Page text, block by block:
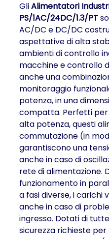
GliAlimentatori
PS/1AC/24DC/1.3/PT
AC/DC e DC/DC
aspettative di alta
ambienti di controllo
macchine e controllo
anche una
monitoraggio
potenza, in una
compatta. Perfetti per
alta potenza, questi
commutazione (in
garantiscono una
anche in caso di
rete di alimentazione.
funzionamento in
a fasi diverse, i carichi
anche in caso di
ingresso. Dotati di
sicurezza richieste